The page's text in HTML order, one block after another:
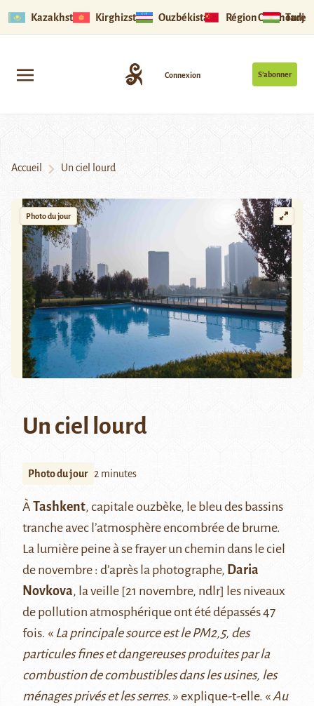
Kazakhstan Kirghizstan Ouzbékistan Région Ouïghoure
S’abonner
Connexion
Accueil Un ciel lourd
Photo du jour
Un ciel lourd
Photo du jour 2 minutes
À Tashkent, capitale ouzbèke, le bleu des bassins
tranche avec l’atmosphère encombrée de brume.
La lumière peine à se frayer un chemin dans le ciel
de novembre : d’après la photographe, Daria
Novkova, la veille [21 novembre, ndlr] les niveaux
de pollution atmosphérique ont été dépassés 47
fois. « La principale source est le PM2,5, des
particules fines et dangereuses produites par la
combustion de combustibles dans les usines, les
ménages privés et les serres. » explique-t-elle. «Au